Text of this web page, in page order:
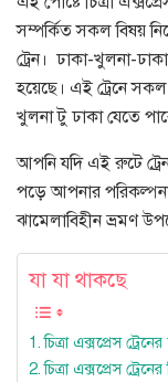
সম্পর্কিত সকল বিষয়
ট্রেন। ঢাকা-খুলনা-
হয়েছে। এই ট্রেনে
খুলনা টু ঢাকা যেতে
আপনি যদি এই রুটে
পড়ে আপনার
ঝামেলাবিহীন ভ্রমণ
যা যা থাকছে
চিত্রা এক্সপ্রেস
চিত্রা এক্সপ্রেস